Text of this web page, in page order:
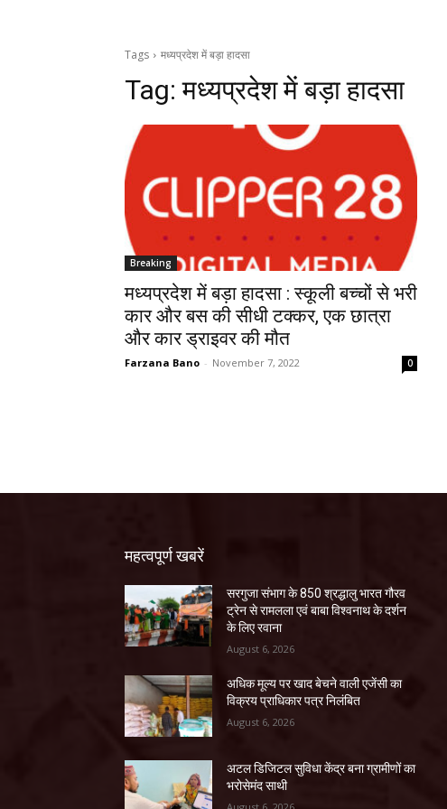
Tags मध्यप्रदेश में बड़ा हादसा
Tag:मध्यप्रदेश में बड़ा हादसा
Breaking
मध्यप्रदेश में बड़ा हादसा : स्कूली बच्चों से भरी
कार और बस की सीधी टक्कर, एक छात्रा
और कार ड्राइवर की मौत
Farzana Bano - November 7, 2022 0
महत्वपूर्ण खबरें
सरगुजा संभाग के 850 श्रद्धालु भारत गौरव
ट्रेन से रामलला एवं बाबा विश्वनाथ के दर्शन
के लिए रवाना
August 6, 2026
अधिक मूल्य पर खाद बेचने वाली एजेंसी का
विक्रय प्राधिकार पत्र निलंबित
August 6, 2026
अटल डिजिटल सुविधा केंद्र बना ग्रामीणों का
भरोसेमंद साथी